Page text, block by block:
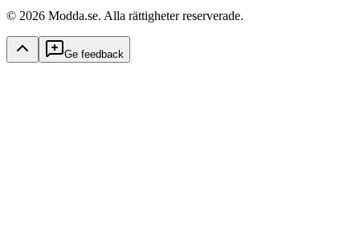
© 2026 Modda.se. Alla rättigheter reserverade.
Ge feedback